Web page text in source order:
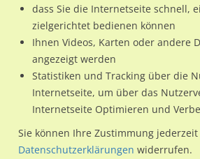
Nutze günstige Werbemöglichkeiten
Westring/Herzebrocker Str/WE lksim
Gütersloh, Stadt.
Wir erheben für jede unserer
dass Sie die Internetseite schnell,
zielgerichtet bedienen können
Ihnen Videos, Karten oder andere
angezeigt werden
Statistiken und Tracking über die
Internetseite, um über das
Internetseite Optimieren und
Sie können Ihre Zustimmung
Datenschutzerklärungen widerrufen.